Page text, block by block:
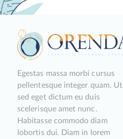
Egestas massa morbi cursus
pellentesque integer quam. Ut
sed eget dictum eu duis
scelerisque amet nunc.
Habitasse commodo diam
lobortis dui. Diam in lorem